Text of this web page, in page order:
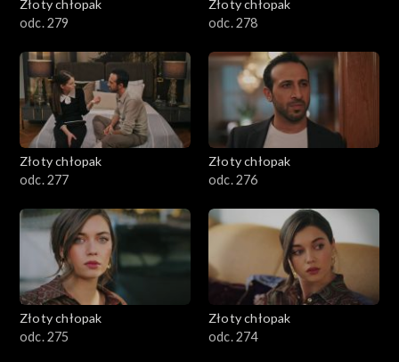
Złoty chłopak
odc. 279
Złoty chłopak
odc. 278
Złoty chłopak
odc. 277
Złoty chłopak
odc. 276
Złoty chłopak
odc. 275
Złoty chłopak
odc. 274